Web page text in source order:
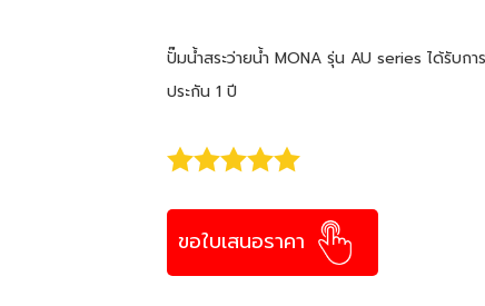
ปั๊มน้ำสระว่ายน้ำ MONA รุ่น AU series ได้รับก
ประกัน 1 ปี
ขอใบเสนอราคา